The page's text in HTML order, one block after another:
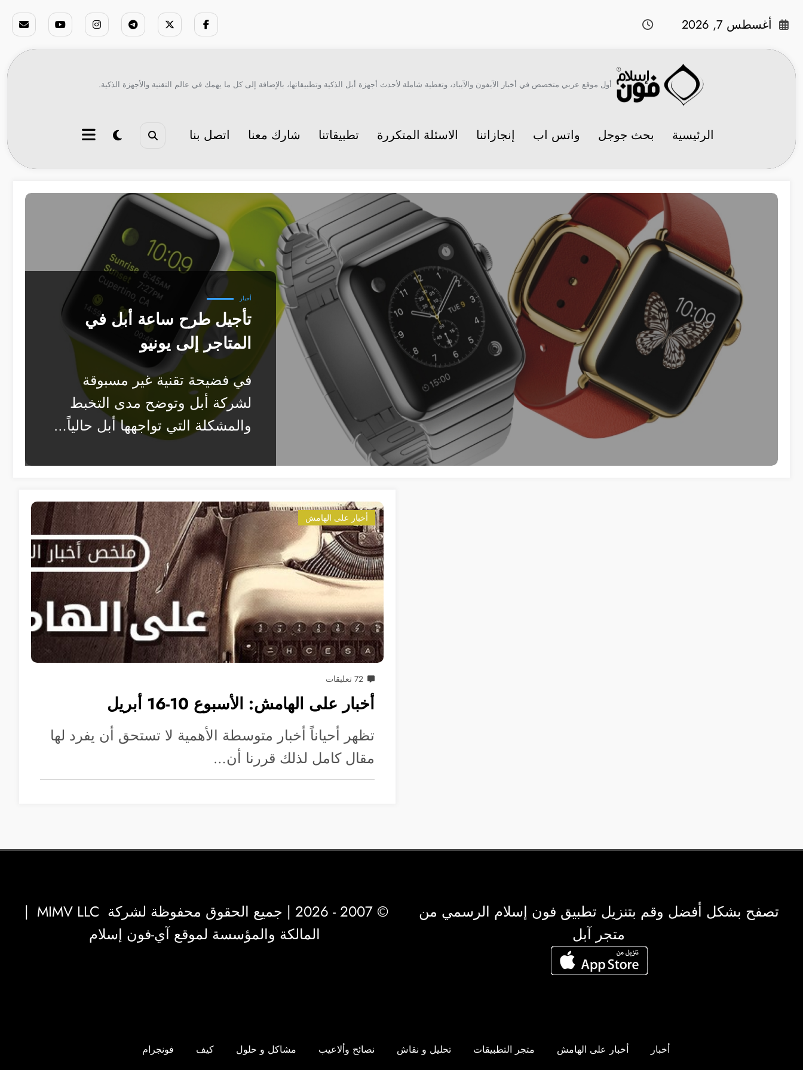
أغسطس 7, 2026
أول موقع عربي متخصص في أخبار الآيفون والآيباد، وتغطية شاملة لأحدث أجهزة أبل الذكية وتطبيقاتها، بالإضافة إلى كل ما يهمك في عالم التقنية والأجهزة الذكية.
الرئيسية بحث جوجل واتس اب إنجازاتنا الاسئلة المتكررة تطبيقاتنا شارك معنا اتصل بنا
أخبار
تأجيل طرح ساعة أبل في
المتاجر إلى يونيو
في فضيحة تقنية غير مسبوقة
لشركة أبل وتوضح مدى التخبط
والمشكلة التي تواجهها أبل حالياً…
أخبار على الهامش
72 تعليقات
أخبار على الهامش: الأسبوع 10-16 أبريل
تظهر أحياناً أخبار متوسطة الأهمية لا تستحق أن يفرد لها
مقال كامل لذلك قررنا أن…
تصفح بشكل أفضل وقم بتنزيل تطبيق فون إسلام الرسمي من
متجر آبل
© 2007 - 2026 | جميع الحقوق محفوظة لشركة MIMV LLC
|
المالكة والمؤسسة لموقع آي-فون إسلام
أخبار أخبار على الهامش متجر التطبيقات تحليل و نقاش نصائح وألاعيب مشاكل و حلول كيف فونجرام